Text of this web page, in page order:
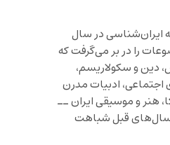
ایران‌شناسی در سال
را در بر می‌گرفت که
دین و سکولاریسم،
ادبیات مدرن
هنر و موسیقی ایران ــ
قبل شباهت